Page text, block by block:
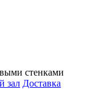
стенками
зал Доставка